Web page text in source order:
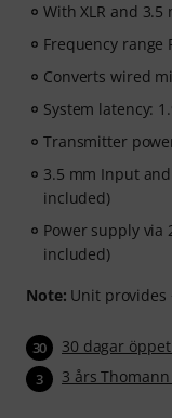
With XLR and
Frequency range
Converts wired
System latency:
Transmitter
3.5 mm Input
included)
Power supply via
included)
Note: Unit provides
30 30 dagar
3 3 års